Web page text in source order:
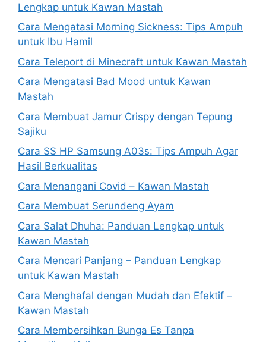
Lengkap untuk Kawan Mastah
Cara Mengatasi Morning Sickness: Tips Ampuh
untuk Ibu Hamil
Cara Teleport di Minecraft untuk Kawan Mastah
Cara Mengatasi Bad Mood untuk Kawan
Mastah
Cara Membuat Jamur Crispy dengan Tepung
Sajiku
Cara SS HP Samsung A03s: Tips Ampuh Agar
Hasil Berkualitas
Cara Menangani Covid – Kawan Mastah
Cara Membuat Serundeng Ayam
Cara Salat Dhuha: Panduan Lengkap untuk
Kawan Mastah
Cara Mencari Panjang – Panduan Lengkap
untuk Kawan Mastah
Cara Menghafal dengan Mudah dan Efektif –
Kawan Mastah
Cara Membersihkan Bunga Es Tanpa